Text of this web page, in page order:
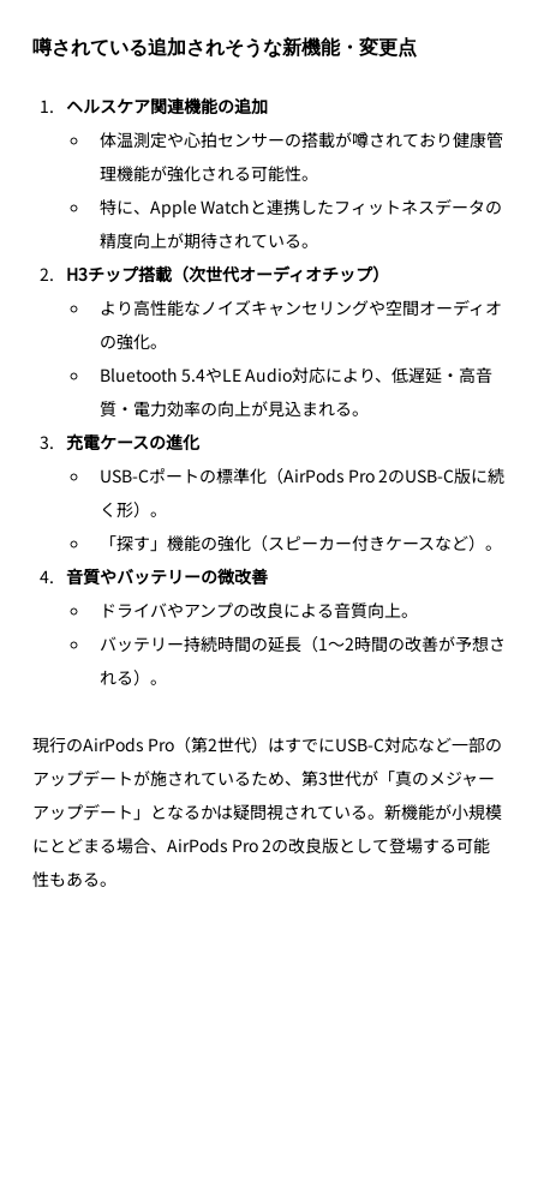
噂されている追加されそうな新機能・変更点
ヘルスケア関連機能の追加
体温測定や心拍センサーの搭載が噂されており健康管
理機能が強化される可能性。
特に、Apple Watchと連携したフィットネスデータの
精度向上が期待されている。
H3チップ搭載（次世代オーディオチップ）
より高性能なノイズキャンセリングや空間オーディオ
の強化。
Bluetooth 5.4やLE Audio対応により、低遅延・高音
質・電力効率の向上が見込まれる。
充電ケースの進化
USB-Cポートの標準化（AirPods Pro 2のUSB-C版に続
く形）。
「探す」機能の強化（スピーカー付きケースなど）。
音質やバッテリーの微改善
ドライバやアンプの改良による音質向上。
バッテリー持続時間の延長（1〜2時間の改善が予想さ
れる）。
現行のAirPods Pro（第2世代）はすでにUSB-C対応など一部の
アップデートが施されているため、第3世代が「真のメジャー
アップデート」となるかは疑問視されている。新機能が小規模
にとどまる場合、AirPods Pro 2の改良版として登場する可能
性もある。